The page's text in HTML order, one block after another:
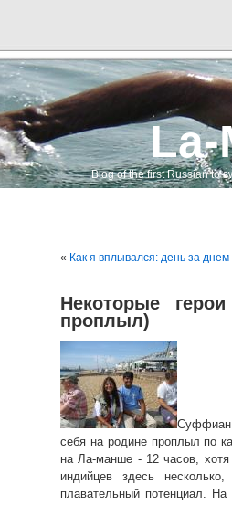
La-
Blog of the first Russian to
« Как я вплывался: день за днем
Некоторые
проплыл)
Суффиан
себя на родине проплыл по
на Ла-манше - 12 часов,
индийцев здесь
плавательный потенциал.